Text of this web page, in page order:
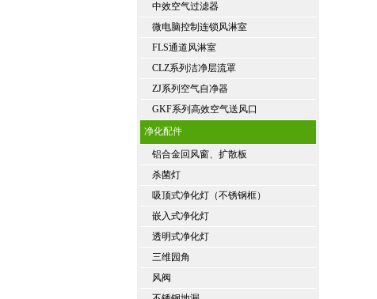
中效空气过滤器
微电脑控制连锁风淋室
FLS通道风淋室
CLZ系列洁净层流罩
ZJ系列空气自净器
GKF系列高效空气送风口
净化配件
铝合金回风窗、扩散板
杀菌灯
吸顶式净化灯（不锈钢框）
嵌入式净化灯
透明式净化灯
三维园角
风阀